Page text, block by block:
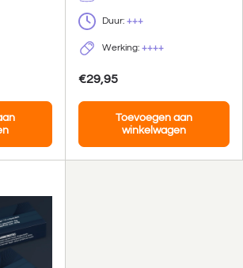
Duur: +++
Werking: ++++
€29,95
Toevoegen aan
winkelwagen